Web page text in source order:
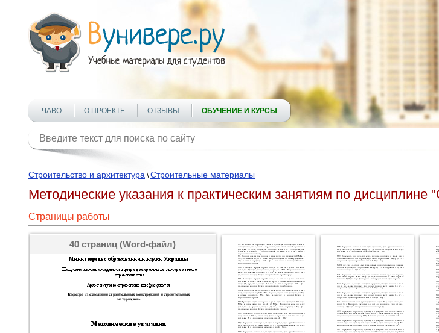
ЧАВО О ПРОЕКТЕ ОТЗЫВЫ ОБУЧЕНИЕ И КУРСЫ
Строительство и архитектура \Строительные материалы
Методические указания к практическим занятиям по
Страницы работы
40 страниц (Word-файл)